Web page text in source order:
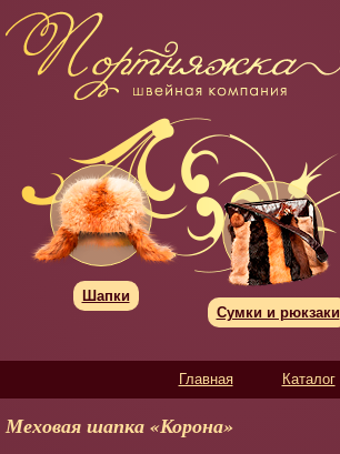
Шапки
Сумки и рюкзаки
Главная Каталог
Меховая шапка «Корона»